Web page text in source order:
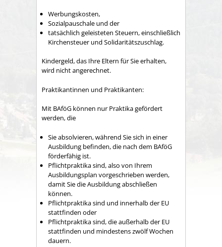
Werbungskosten,
Sozialpauschale und der
tatsächlich geleisteten Steuern, einschließlich
Kirchensteuer und Solidaritätszuschlag.
Kindergeld, das Ihre Eltern für Sie erhalten,
wird nicht angerechnet.
Praktikantinnen und Praktikanten:
Mit BAföG können nur Praktika gefördert
werden, die
Sie absolvieren, während Sie sich in einer
Ausbildung befinden, die nach dem BAföG
förderfähig ist.
Pflichtpraktika sind, also von Ihrem
Ausbildungsplan vorgeschrieben werden,
damit Sie die Ausbildung abschließen
können.
Pflichtpraktika sind und innerhalb der EU
stattfinden oder
Pflichtpraktika sind, die außerhalb der EU
stattfinden und mindestens zwölf Wochen
dauern.